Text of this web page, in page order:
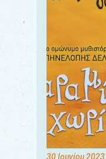
30 Ιουνίου 2023